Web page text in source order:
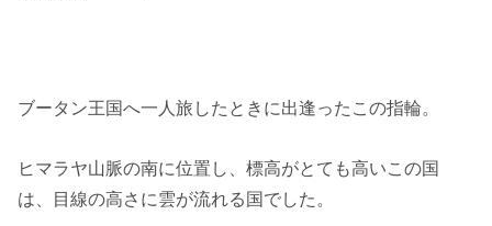
ブータン王国へ一人旅したときに出逢ったこの指輪。
ヒマラヤ山脈の南に位置し、標高がとても高いこの国
は、目線の高さに雲が流れる国でした。